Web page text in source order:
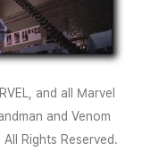
and all Marvel
and Venom
Rights Reserved.